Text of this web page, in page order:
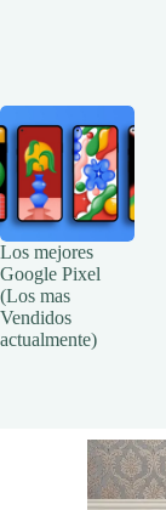
Los mejores
Google Pixel
(Los mas
Vendidos
actualmente)